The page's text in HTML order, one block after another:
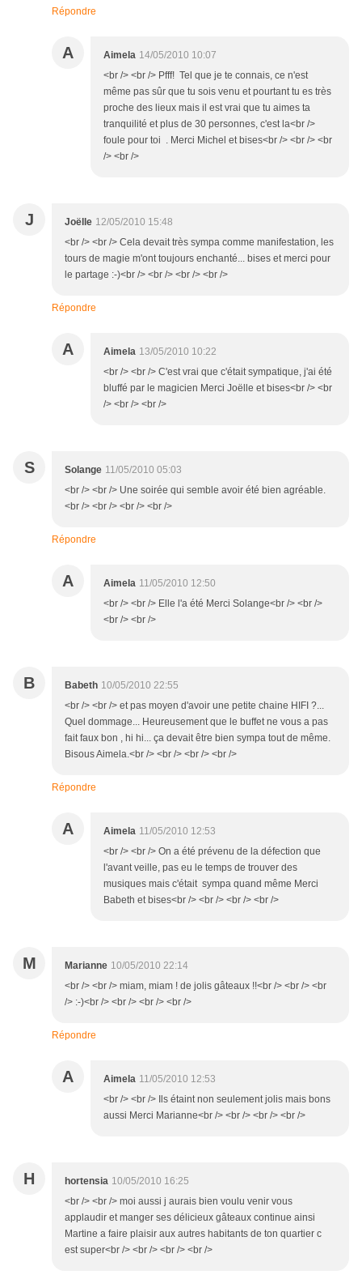
Répondre
A Aimela 14/05/2010 10:07
<br /> <br /> Pfff! Tel que je te connais, ce n'est
même pas sûr que tu sois venu et pourtant tu es très
proche des lieux mais il est vrai que tu aimes ta
tranquilité et plus de 30 personnes, c'est la<br />
foule pour toi . Merci Michel et bises<br /> <br /> <br
/> <br />
J Joëlle 12/05/2010 15:48
<br /> <br /> Cela devait très sympa comme manifestation, les
tours de magie m'ont toujours enchanté... bises et merci pour
le partage :-)<br /> <br /> <br /> <br />
Répondre
A Aimela 13/05/2010 10:22
<br /> <br /> C'est vrai que c'était sympatique, j'ai été
bluffé par le magicien Merci Joëlle et bises<br /> <br
/> <br /> <br />
S Solange 11/05/2010 05:03
<br /> <br /> Une soirée qui semble avoir été bien agréable.
<br /> <br /> <br /> <br />
Répondre
A Aimela 11/05/2010 12:50
<br /> <br /> Elle l'a été Merci Solange<br /> <br />
<br /> <br />
B Babeth 10/05/2010 22:55
<br /> <br /> et pas moyen d'avoir une petite chaine HIFI ?...
Quel dommage... Heureusement que le buffet ne vous a pas
fait faux bon , hi hi... ça devait être bien sympa tout de même.
Bisous Aimela.<br /> <br /> <br /> <br />
Répondre
A Aimela 11/05/2010 12:53
<br /> <br /> On a été prévenu de la défection que
l'avant veille, pas eu le temps de trouver des
musiques mais c'était sympa quand même Merci
Babeth et bises<br /> <br /> <br /> <br />
M Marianne 10/05/2010 22:14
<br /> <br /> miam, miam ! de jolis gâteaux !!<br /> <br /> <br
/> :-)<br /> <br /> <br /> <br />
Répondre
A Aimela 11/05/2010 12:53
<br /> <br /> Ils étaint non seulement jolis mais bons
aussi Merci Marianne<br /> <br /> <br /> <br />
H hortensia 10/05/2010 16:25
<br /> <br /> moi aussi j aurais bien voulu venir vous
applaudir et manger ses délicieux gâteaux continue ainsi
Martine a faire plaisir aux autres habitants de ton quartier c
est super<br /> <br /> <br /> <br />